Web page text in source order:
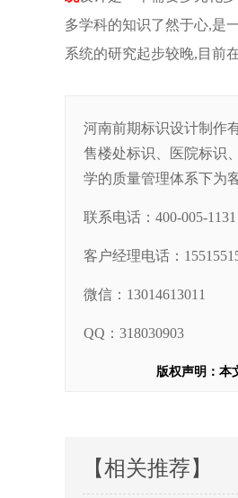
多学科的知识了然于心,是
系统的研究起步较晚,目前
河南前期标识设计制作
售楼处标识、医院标识
学的质量管理体系下为
联系电话：400-005-1131
客户经理电话：
微信：13014613011
QQ：318030903
版权声明：本
【相关推荐】